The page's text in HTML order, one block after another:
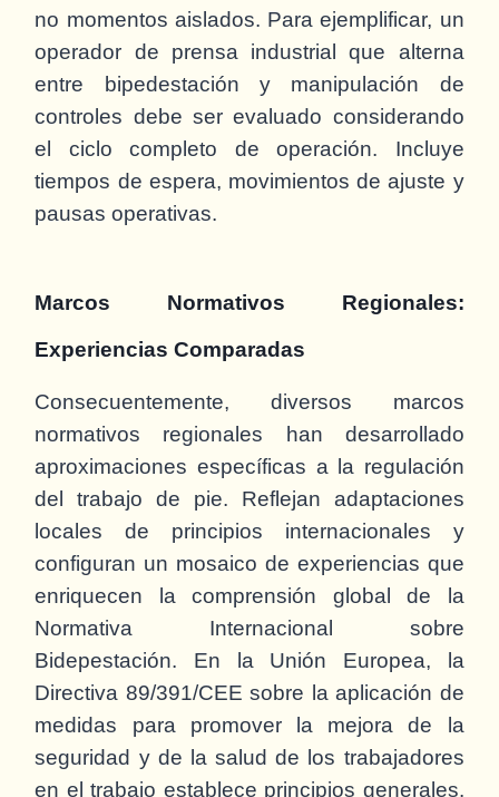
no momentos aislados. Para ejemplificar, un
operador de prensa industrial que alterna
entre bipedestación y manipulación de
controles debe ser evaluado considerando
el ciclo completo de operación. Incluye
tiempos de espera, movimientos de ajuste y
pausas operativas.
Marcos Normativos Regionales:
Experiencias Comparadas
Consecuentemente, diversos marcos
normativos regionales han desarrollado
aproximaciones específicas a la regulación
del trabajo de pie. Reflejan adaptaciones
locales de principios internacionales y
configuran un mosaico de experiencias que
enriquecen la comprensión global de la
Normativa Internacional sobre
Bidepestación. En la Unión Europea, la
Directiva 89/391/CEE sobre la aplicación de
medidas para promover la mejora de la
seguridad y de la salud de los trabajadores
en el trabajo establece principios generales.